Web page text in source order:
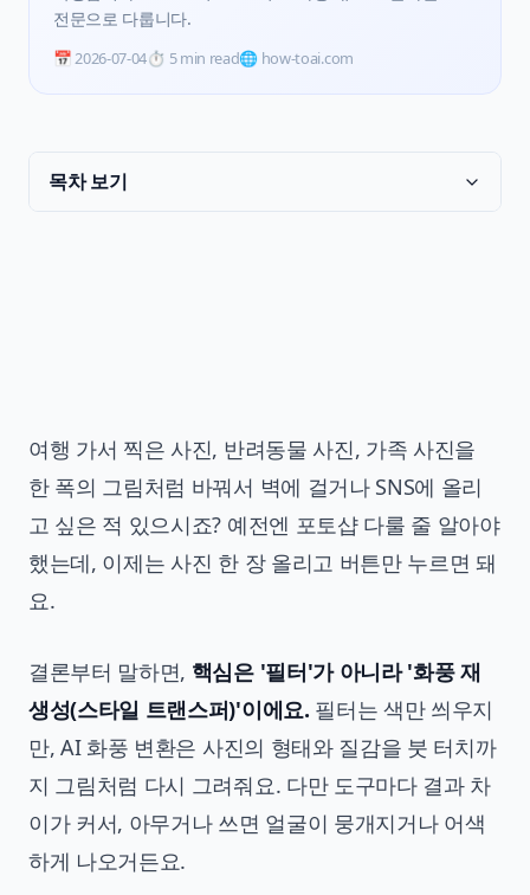
전문으로 다룹니다.
📅2026-07-04⏱️ 5 min read🌐 how-toai.com
목차 보기
여행 가서 찍은 사진, 반려동물 사진, 가족 사진을
한 폭의 그림처럼 바꿔서 벽에 걸거나 SNS에 올리
고 싶은 적 있으시죠? 예전엔 포토샵 다룰 줄 알아야
했는데, 이제는 사진 한 장 올리고 버튼만 누르면 돼
요.
결론부터 말하면, 핵심은 '필터'가 아니라 '화풍 재
생성(스타일 트랜스퍼)'이에요. 필터는 색만 씌우지
만, AI 화풍 변환은 사진의 형태와 질감을 붓 터치까
지 그림처럼 다시 그려줘요. 다만 도구마다 결과 차
이가 커서, 아무거나 쓰면 얼굴이 뭉개지거나 어색
하게 나오거든요.